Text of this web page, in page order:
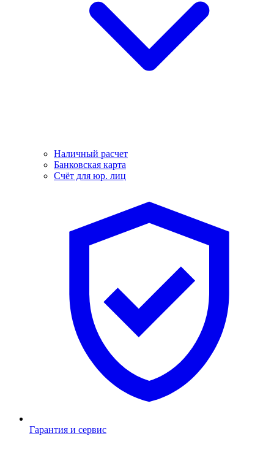
Наличный расчет
Банковская карта
Счёт для юр. лиц
Гарантия и сервис